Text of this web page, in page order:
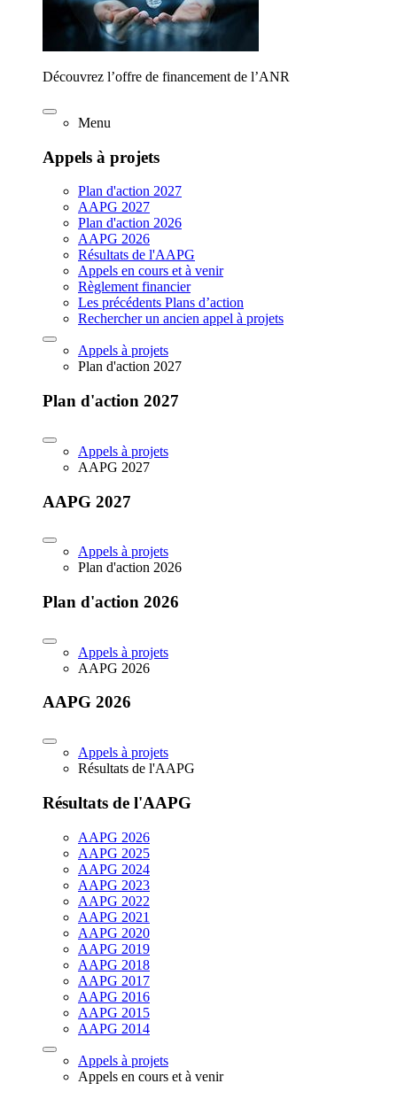
Découvrez l’offre de financement de l’ANR
Menu
Appels à projets
Plan d'action 2027
AAPG 2027
Plan d'action 2026
AAPG 2026
Résultats de l'AAPG
Appels en cours et à venir
Règlement financier
Les précédents Plans d’action
Rechercher un ancien appel à projets
Appels à projets
Plan d'action 2027
Plan d'action 2027
Appels à projets
AAPG 2027
AAPG 2027
Appels à projets
Plan d'action 2026
Plan d'action 2026
Appels à projets
AAPG 2026
AAPG 2026
Appels à projets
Résultats de l'AAPG
Résultats de l'AAPG
AAPG 2026
AAPG 2025
AAPG 2024
AAPG 2023
AAPG 2022
AAPG 2021
AAPG 2020
AAPG 2019
AAPG 2018
AAPG 2017
AAPG 2016
AAPG 2015
AAPG 2014
Appels à projets
Appels en cours et à venir